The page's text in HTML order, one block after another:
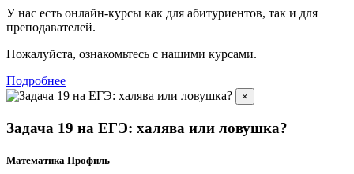
У нас есть онлайн-курсы как для абитуриентов, так и для
преподавателей.
Пожалуйста, ознакомьтесь с нашими курсами.
Подробнее
×
Задача 19 на ЕГЭ: халява или ловушка?
Математика Профиль